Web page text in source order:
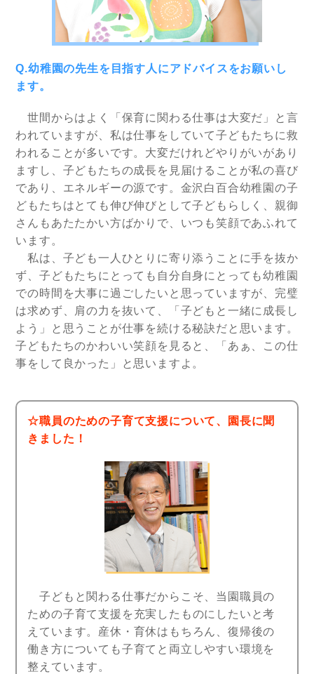
Q.幼稚園の先生を目指す人にアドバイスをお願いし
ます。
世間からはよく「保育に関わる仕事は大変だ」と言
われていますが、私は仕事をしていて子どもたちに救
われることが多いです。大変だけれどやりがいがあり
ますし、子どもたちの成長を見届けることが私の喜び
であり、エネルギーの源です。金沢白百合幼稚園の子
どもたちはとても伸び伸びとして子どもらしく、親御
さんもあたたかい方ばかりで、いつも笑顔であふれて
います。
私は、子ども一人ひとりに寄り添うことに手を抜か
ず、子どもたちにとっても自分自身にとっても幼稚園
での時間を大事に過ごしたいと思っていますが、完璧
は求めず、肩の力を抜いて、「子どもと一緒に成長し
よう」と思うことが仕事を続ける秘訣だと思います。
子どもたちのかわいい笑顔を見ると、「あぁ、この仕
事をして良かった」と思いますよ。
☆職員のための子育て支援について、園長に聞
きました！
子どもと関わる仕事だからこそ、当園職員の
ための子育て支援を充実したものにしたいと考
えています。産休・育休はもちろん、復帰後の
働き方についても子育てと両立しやすい環境を
整えています。